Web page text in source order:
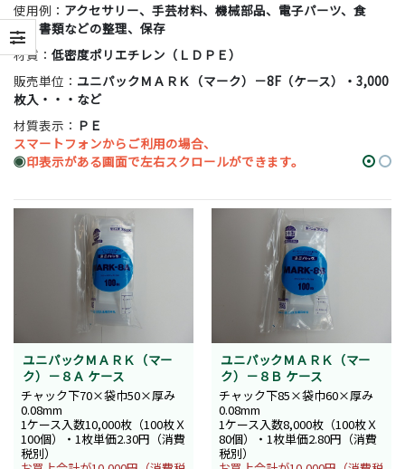
使用例： アクセサリー、手芸材料、機械部品、電子パーツ、食
品、書類などの整理、保存
材質：低密度ポリエチレン（ＬＤＰＥ）
販売単位： ユニパックＭＡＲＫ（マーク）－8F（ケース）・3,000
枚入・・・など
材質表示： ＰＥ
スマートフォンからご利用の場合、
◉印表示がある画面で左右スクロールができます。
ユニパックＭＡＲＫ（マー
ク）－８Ａ ケース
チャック下70×袋巾50×厚み
0.08mm
1ケース入数10,000枚（100枚Ｘ
100個）・1枚単価2.30円（消費
税別）
ユニパックＭＡＲＫ（マー
ク）－８Ｂ ケース
チャック下85×袋巾60×厚み
0.08mm
1ケース入数8,000枚（100枚Ｘ
80個）・1枚単価2.80円（消費
税別）